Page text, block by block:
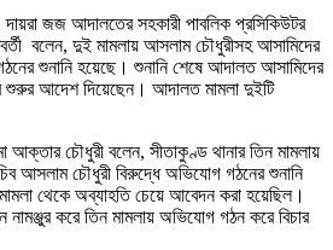
জজ আদালতের সহকারী পাবলিক প্রসিকিউটর
বলেন, দুই মামলায় আসলাম চৌধুরীসহ আসামিদের
শুনানি হয়েছে। শুনানি শেষে আদালত আসামিদের
শুরুর আদেশ দিয়েছেন। আদালত মামলা দুইটি
আক্তার চৌধুরী বলেন, সীতাকুণ্ড থানার তিন মামলায়
আসলাম চৌধুরী বিরুদ্ধে অভিযোগ গঠনের শুনানি
থেকে অব্যাহতি চেয়ে আবেদন করা হয়েছিল।
করে তিন মামলায় অভিযোগ গঠন করে বিচার